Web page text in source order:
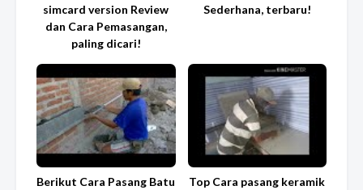
simcard version Review
dan Cara Pemasangan,
paling dicari!
Sederhana, terbaru!
Berikut Cara Pasang Batu
Top Cara pasang keramik